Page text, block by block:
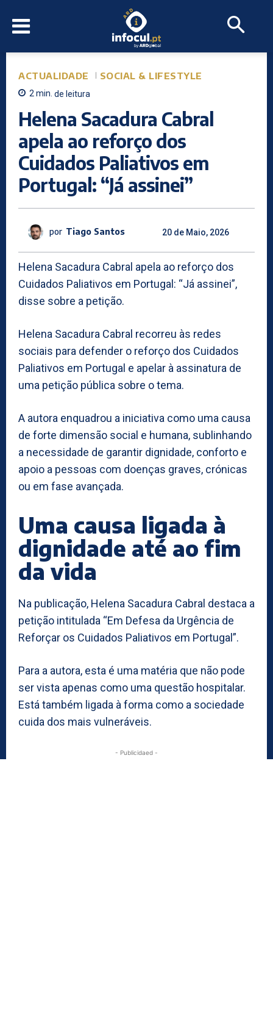
ACTUALIDADE SOCIAL & LIFESTYLE
2min. de leitura
Helena Sacadura Cabral
apela ao reforço dos
Cuidados Paliativos em
Portugal: “Já assinei”
por Tiago Santos 20 de Maio, 2026
Helena Sacadura Cabral apela ao reforço dos
Cuidados Paliativos em Portugal: “Já assinei”,
disse sobre a petição.
Helena Sacadura Cabral recorreu às redes
sociais para defender o reforço dos Cuidados
Paliativos em Portugal e apelar à assinatura de
uma petição pública sobre o tema.
A autora enquadrou a iniciativa como uma causa
de forte dimensão social e humana, sublinhando
a necessidade de garantir dignidade, conforto e
apoio a pessoas com doenças graves, crónicas
ou em fase avançada.
Uma causa ligada à
dignidade até ao fim
da vida
Na publicação, Helena Sacadura Cabral destaca a
petição intitulada “Em Defesa da Urgência de
Reforçar os Cuidados Paliativos em Portugal”.
Para a autora, esta é uma matéria que não pode
ser vista apenas como uma questão hospitalar.
Está também ligada à forma como a sociedade
cuida dos mais vulneráveis.
- Publicidaed -